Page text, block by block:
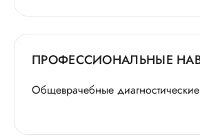
ПРОФЕССИОНАЛЬНЫЕ
Общеврачебные